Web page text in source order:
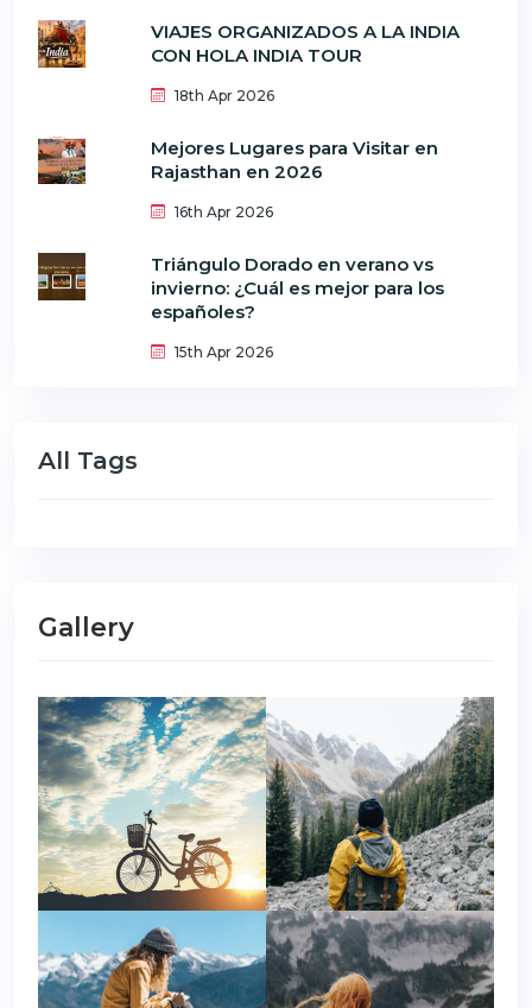
VIAJES ORGANIZADOS A LA INDIA
CON HOLA INDIA TOUR
18th Apr 2026
Mejores Lugares para Visitar en
Rajasthan en 2026
16th Apr 2026
Triángulo Dorado en verano vs
invierno: ¿Cuál es mejor para los
españoles?
15th Apr 2026
All Tags
Gallery